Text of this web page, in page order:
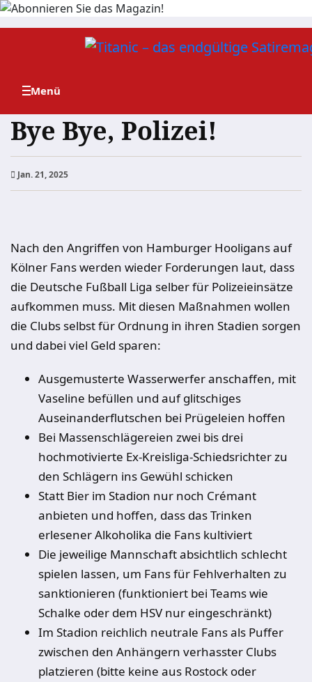
Zum
Bye Bye, Polizei!
Jan. 21, 2025
Nach den Angriffen von Hamburger Hooligans auf
Kölner Fans werden wieder Forderungen laut, dass
die Deutsche Fußball Liga selber für Polizeieinsätze
aufkommen muss. Mit diesen Maßnahmen wollen
die Clubs selbst für Ordnung in ihren Stadien sorgen
und dabei viel Geld sparen:
Ausgemusterte Wasserwerfer anschaffen, mit
Vaseline befüllen und auf glitschiges
Auseinanderflutschen bei Prügeleien hoffen
Bei Massenschlägereien zwei bis drei
hochmotivierte Ex-Kreisliga-Schiedsrichter zu
den Schlägern ins Gewühl schicken
Statt Bier im Stadion nur noch Crémant
anbieten und hoffen, dass das Trinken
erlesener Alkoholika die Fans kultiviert
Die jeweilige Mannschaft absichtlich schlecht
spielen lassen, um Fans für Fehlverhalten zu
sanktionieren (funktioniert bei Teams wie
Schalke oder dem HSV nur eingeschränkt)
Im Stadion reichlich neutrale Fans als Puffer
zwischen den Anhängern verhasster Clubs
platzieren (bitte keine aus Rostock oder